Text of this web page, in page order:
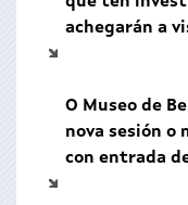
achegarán a
O Museo de
nova sesión o
con entrada